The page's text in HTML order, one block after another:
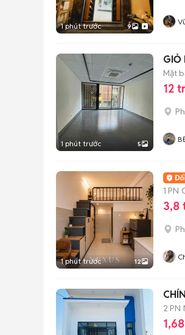
1 phút trước 9
1 phút trước 5
GIỎ
Mặt
12
1 phút trước 12
1 PN
3,8
2 PN